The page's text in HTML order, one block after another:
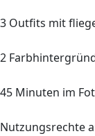
3 Outfits mit
2
45 Minuten im
Nutzungsrechte